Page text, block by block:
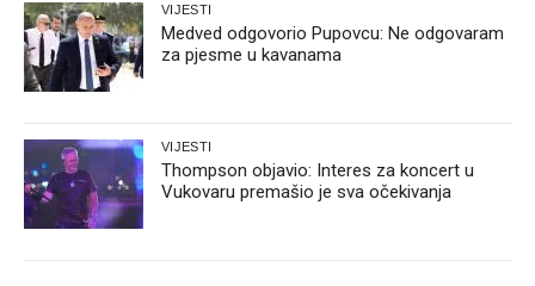
VIJESTI
Medved odgovorio Pupovcu: Ne odgovaram
za pjesme u kavanama
VIJESTI
Thompson objavio: Interes za koncert u
Vukovaru premašio je sva očekivanja